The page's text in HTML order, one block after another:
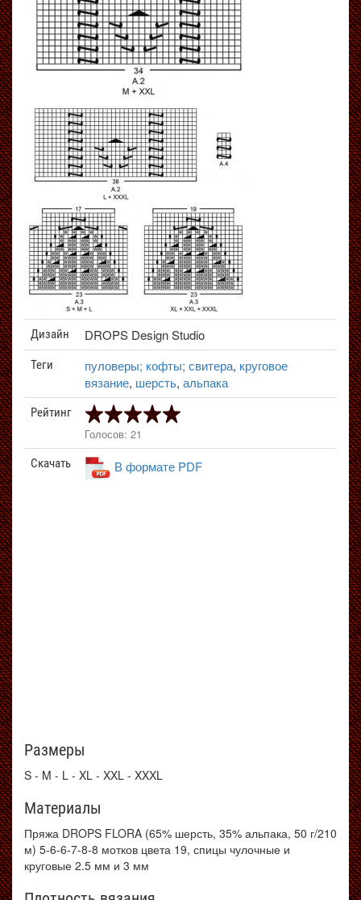
Дизайн DROPS Design Studio
Теги пуловеры; кофты; свитера, круговое
вязание, шерсть, альпака
Рейтинг
Голосов: 21
Скачать В формате PDF
Размеры
S - M - L - XL - XXL - XXXL
Материалы
Пряжа DROPS FLORA (65% шерсть, 35% альпака, 50 г/210
м) 5-6-6-7-8-8 мотков цвета 19, спицы чулочные и
круговые 2.5 мм и 3 мм